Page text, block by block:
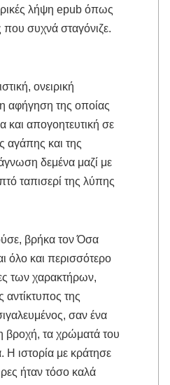
λήψη epub όπως
συχνά σταγόνιζε.
ονειρική
αφήγηση της οποίας
και απογοητευτική σε
αγάπης και της
δεμένα μαζί με
ταπισερί της λύπης
βρήκα τον Όσα
όλο και περισσότερο
των χαρακτήρων,
αντίκτυπος της
σαν ένα
βροχή, τα χρώματά του
Η ιστορία με κράτησε
ήταν τόσο καλά